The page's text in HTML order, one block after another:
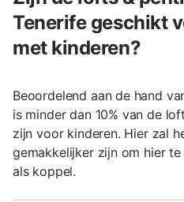
Tenerife geschikt
met kinderen?
Beoordelend aan de hand
is minder dan 10% van de
zijn voor kinderen. Hier zal
gemakkelijker zijn om hier
als koppel.